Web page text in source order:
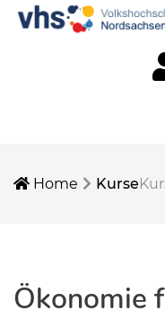
Home Kurse
Ökonomie